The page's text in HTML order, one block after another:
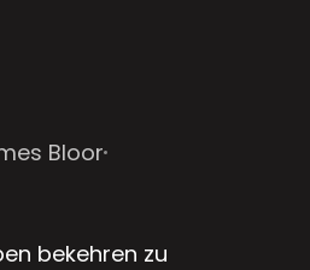
Bloor
bekehren zu